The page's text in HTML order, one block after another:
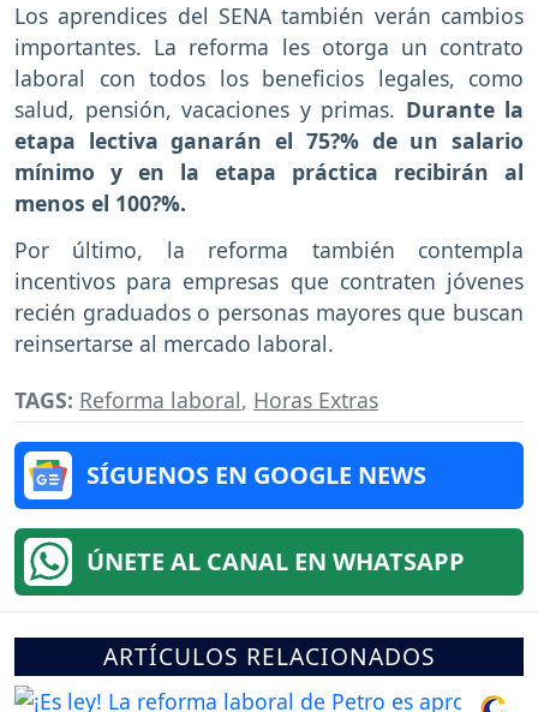
Los aprendices del SENA también verán cambios
importantes. La reforma les otorga un contrato
laboral con todos los beneficios legales, como
salud, pensión, vacaciones y primas. Durante la
etapa lectiva ganarán el 75?% de un salario
mínimo y en la etapa práctica recibirán al
menos el 100?%.
Por último, la reforma también contempla
incentivos para empresas que contraten jóvenes
recién graduados o personas mayores que buscan
reinsertarse al mercado laboral.
TAGS: Reforma laboral, Horas Extras
SÍGUENOS EN GOOGLE NEWS
ÚNETE AL CANAL EN WHATSAPP
ARTÍCULOS RELACIONADOS